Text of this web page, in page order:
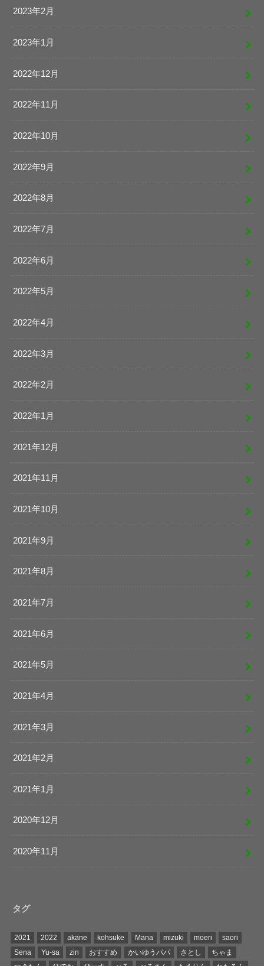
2023年2月
2023年1月
2022年12月
2022年11月
2022年10月
2022年9月
2022年8月
2022年7月
2022年6月
2022年5月
2022年4月
2022年3月
2022年2月
2022年1月
2021年12月
2021年11月
2021年10月
2021年9月
2021年8月
2021年7月
2021年6月
2021年5月
2021年4月
2021年3月
2021年2月
2021年1月
2020年12月
2020年11月
タグ
2021 2022 akane kohsuke Mana mizuki moeri
saori
Sena
Yu-sa zin おすすめ かいゆうパパ さとし
ちゃま